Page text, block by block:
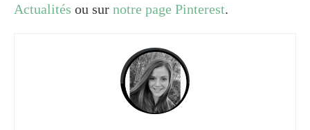
Actualités ou sur notre page Pinterest.